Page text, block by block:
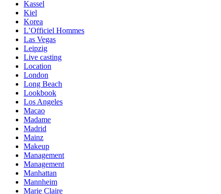
Kassel
Kiel
Korea
L’Officiel Hommes
Las Vegas
Leipzig
Live casting
Location
London
Long Beach
Lookbook
Los Angeles
Macao
Madame
Madrid
Mainz
Makeup
Management
Management
Manhattan
Mannheim
Marie Claire